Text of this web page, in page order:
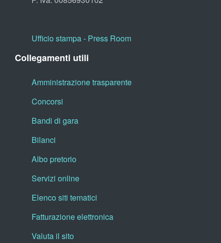
Ufficio stampa - Press Room
Collegamenti utili
Amministrazione trasparente
Concorsi
Bandi di gara
Bilanci
Albo pretorio
Servizi online
Elenco siti tematici
Fatturazione elettronica
Valuta il sito